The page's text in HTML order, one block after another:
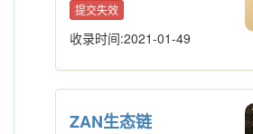
提交失效
收录时间:2021-01-49
ZAN生态链